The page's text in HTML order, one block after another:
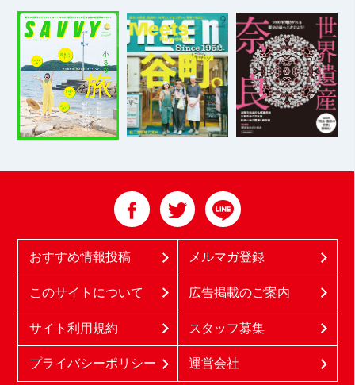
おすすめ情報投稿 メルマガ登録
このサイトについて 広告掲載のご案内
サイト利用規約 スタッフ募集
プライバシーポリシー 運営会社